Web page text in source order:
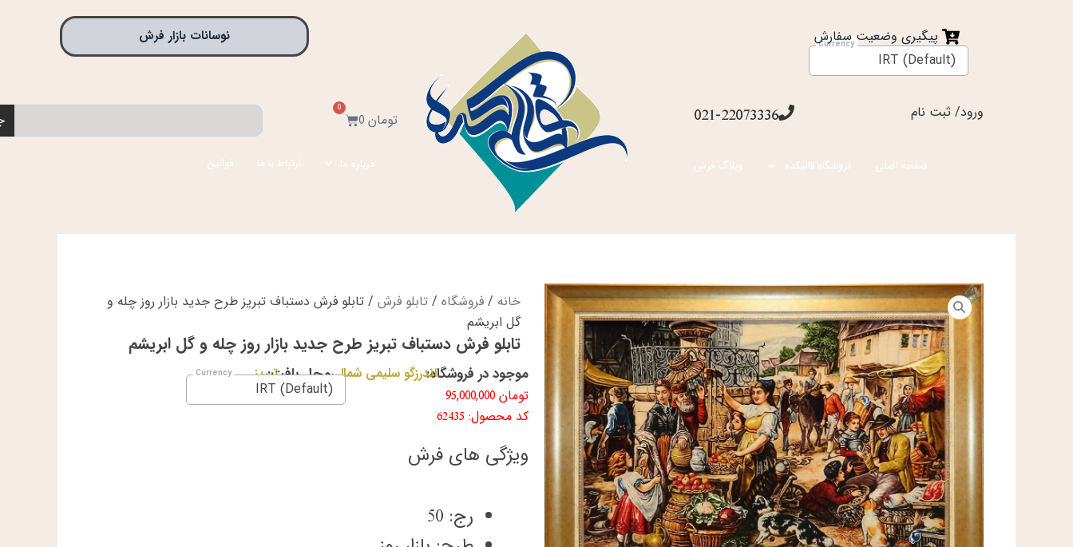
پیگیری وضعیت سفارش
IRT (Default)
نوسانات بازار فرش
ورود/ ثبت نام 021-22073336 تومان0
0
سبد
خرید
جستجو
صفحه اصلی فروشگاه قالیکده وبلاگ فرش درباره ما ارتباط با ما قوانین
خانه / فروشگاه / تابلو فرش / تابلو فرش دستباف تبریز طرح جدید بازار روز چله و
گل ابریشم
تابلو فرش دستباف تبریز طرح جدید بازار روز چله و گل ابریشم
موجود در فروشگاه:اندرزگو سلیمی شمالیمحل بافت:تبریز
تومان95,000,000
کد محصول: 62435
IRT (Default)
ویژگی های فرش
رج: 50